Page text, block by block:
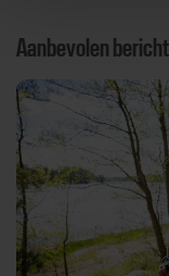
Aanbevolen